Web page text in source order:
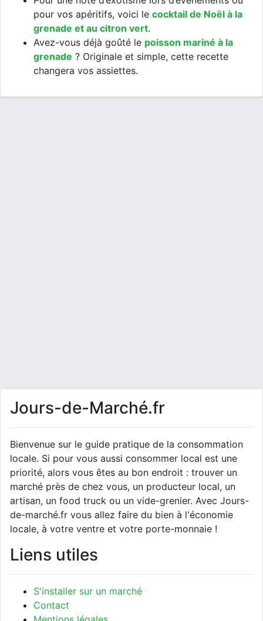
pour vos apéritifs, voici le cocktail de Noël à la
grenade et au citron vert.
Avez-vous déjà goûté le poisson mariné à la
grenade ? Originale et simple, cette recette
changera vos assiettes.
Jours-de-Marché.fr
Bienvenue sur le guide pratique de la consommation
locale. Si pour vous aussi consommer local est une
priorité, alors vous êtes au bon endroit : trouver un
marché près de chez vous, un producteur local, un
artisan, un food truck ou un vide-grenier. Avec Jours-
de-marché.fr vous allez faire du bien à l'économie
locale, à votre ventre et votre porte-monnaie !
Liens utiles
S'installer sur un marché
Contact